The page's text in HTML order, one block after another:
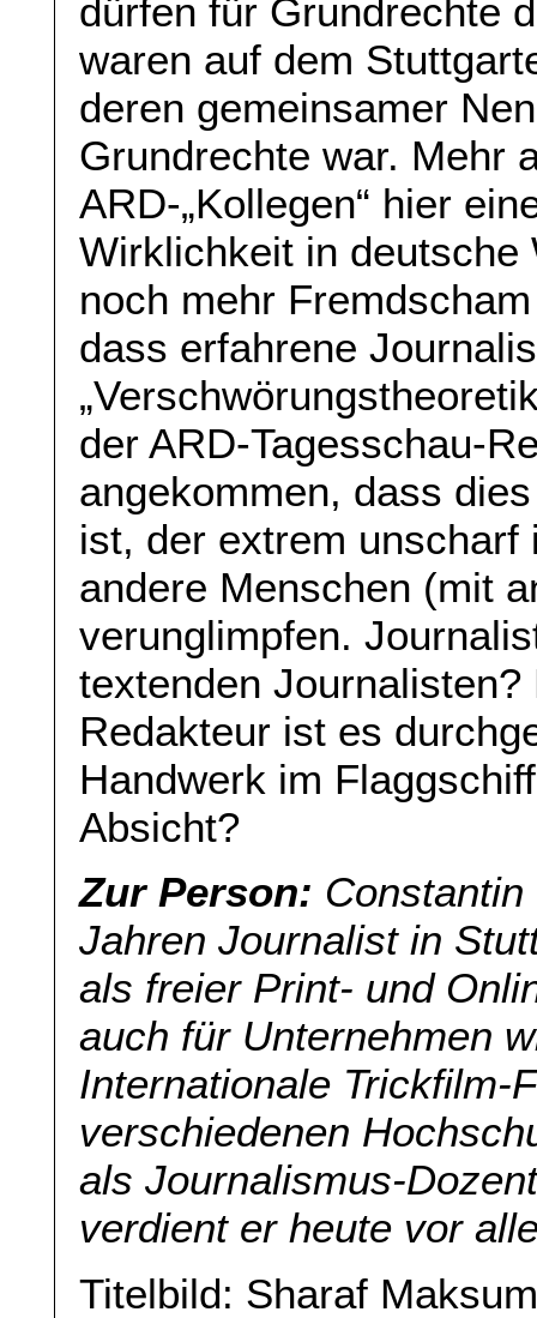
dürfen für Grundrechte
waren auf dem
deren gemeinsamer
Grundrechte war. Mehr
ARD-„Kollegen“ hier
Wirklichkeit in deutsche
noch mehr
dass erfahrene
der ARD-Tagesschau-
angekommen, dass
ist, der extrem
andere Menschen (mit
verunglimpfen.
textenden
Redakteur ist es
Handwerk im
Absicht?
Zur Person:
Jahren Journalist in
als freier Print- und
auch für Unternehmen
Internationale Trickfilm-
verschiedenen
als Journalismus-
verdient er heute vor
Titelbild: Sharaf